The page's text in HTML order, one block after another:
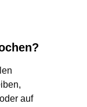
auf